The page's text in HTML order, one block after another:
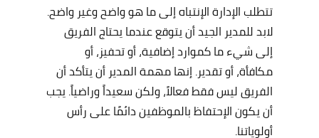
تتطلب الإدارة الإنتباه إلى ما هو واضح وغير واضح.
لابد للمدير الجيد أن يتوقع عندما يحتاج الفريق
إلى شيء ما كموارد إضافية، أو تحفيز، أو
مكافأة، أو تقدير. إنها مهمة المدير أن يتأكد أن
الفريق ليس فقط فعالاً، ولكن سعيداً وراضياً. يجب
أن يكون الإحتفاظ بالموظفين دائمًا على رأس
أولوياتنا.